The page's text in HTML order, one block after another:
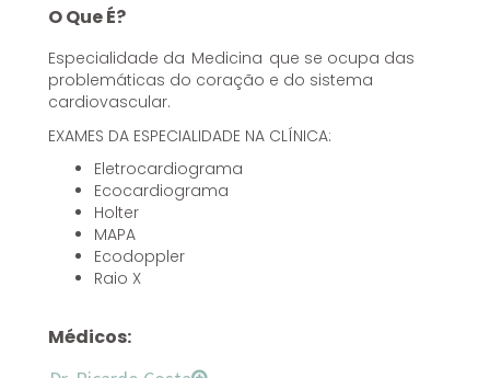
O Que É?
Especialidade da Medicina que se ocupa das
problemáticas do coração e do sistema
cardiovascular.
EXAMES DA ESPECIALIDADE NA CLÍNICA:
Eletrocardiograma
Ecocardiograma
Holter
MAPA
Ecodoppler
Raio X
Médicos: